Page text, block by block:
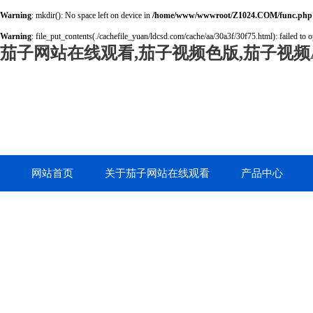
Warning: mkdir(): No space left on device in /home/www/wwwroot/Z1024.COM/func.php
Warning: file_put_contents(./cachefile_yuan/ldcsd.com/cache/aa/30a3f/30f75.html): failed
茄子网站在线观看,茄子视频色版,茄子视
网站首页 关于茄子网站在线观看 产品中心